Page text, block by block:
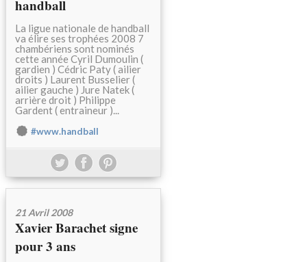
handball
La ligue nationale de handball
va élire ses trophées 2008 7
chambériens sont nominés
cette année Cyril Dumoulin (
gardien ) Cédric Paty ( ailier
droits ) Laurent Busselier (
ailier gauche ) Jure Natek (
arrière droit ) Philippe
Gardent ( entraineur )...
#www.handball
21 Avril 2008
Xavier Barachet signe
pour 3 ans